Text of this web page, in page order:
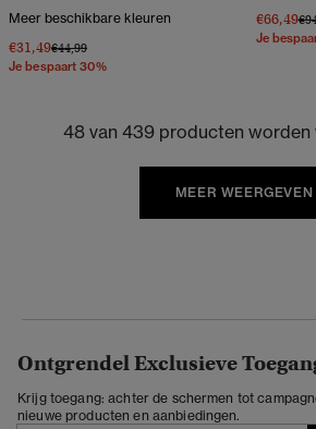
Meer beschikbare kleuren
€31,49Prijs verlaagd van
€44,99naar
Je bespaart 30%
€66,49
Je
48 van 439 producten worden
MEER WEERGEVEN
Ontgrendel Exclusieve
Krijg toegang: achter de schermen tot
nieuwe producten en aanbiedingen.